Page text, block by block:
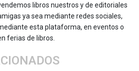
libros nuestros y de editoriales
ya sea mediante redes sociales,
esta plataforma, en eventos o
ferias de libros.